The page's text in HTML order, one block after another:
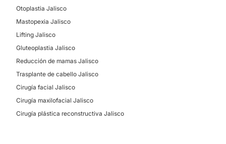
Otoplastia Jalisco
Mastopexia Jalisco
Lifting Jalisco
Gluteoplastia Jalisco
Reducción de mamas Jalisco
Trasplante de cabello Jalisco
Cirugía facial Jalisco
Cirugía maxilofacial Jalisco
Cirugía plástica reconstructiva Jalisco